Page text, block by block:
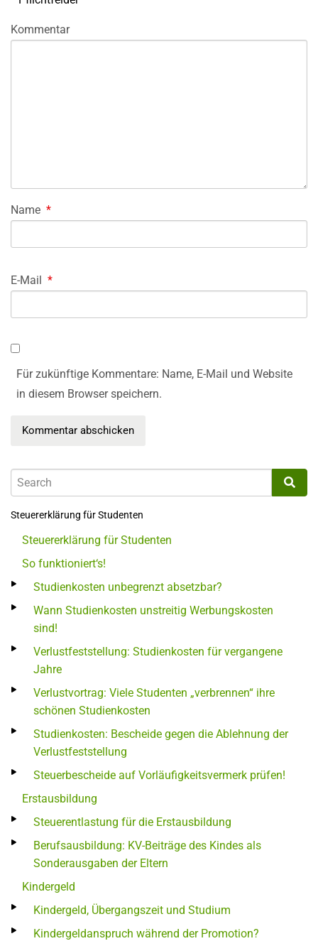
Kommentar
Name *
E-Mail *
Für zukünftige Kommentare: Name, E-Mail und Website
in diesem Browser speichern.
Steuererklärung für Studenten
Steuererklärung für Studenten
So funktioniert‘s!
Studienkosten unbegrenzt absetzbar?
Wann Studienkosten unstreitig Werbungskosten
sind!
Verlustfeststellung: Studienkosten für vergangene
Jahre
Verlustvortrag: Viele Studenten „verbrennen“ ihre
schönen Studienkosten
Studienkosten: Bescheide gegen die Ablehnung der
Verlustfeststellung
Steuerbescheide auf Vorläufigkeitsvermerk prüfen!
Erstausbildung
Steuerentlastung für die Erstausbildung
Berufsausbildung: KV-Beiträge des Kindes als
Sonderausgaben der Eltern
Kindergeld
Kindergeld, Übergangszeit und Studium
Kindergeldanspruch während der Promotion?